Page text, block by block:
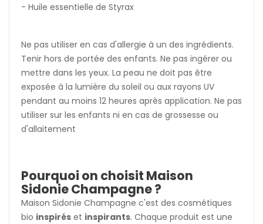
- Huile essentielle de Styrax
Ne pas utiliser en cas d'allergie à un des ingrédients.
Tenir hors de portée des enfants. Ne pas ingérer ou
mettre dans les yeux. La peau ne doit pas être
exposée à la lumière du soleil ou aux rayons UV
pendant au moins 12 heures après application. Ne pas
utiliser sur les enfants ni en cas de grossesse ou
d'allaitement
Pourquoi on choisit Maison
Sidonie Champagne ?
Maison Sidonie Champagne c'est des cosmétiques
bio inspirés et inspirants. Chaque produit est une